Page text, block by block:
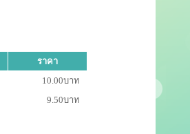
ราคา
10.00บาท
9.50บาท